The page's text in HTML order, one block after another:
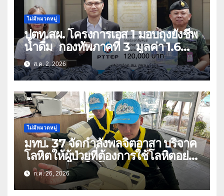
ไม่มีหมวดหมู่
ปตท.สผ. โครงการเอส 1 มอบถุงยังชีพ
น้ำดื่ม กองทัพภาคที่ 3 มูลค่า 1.6
ล้านบาท
ส.ค. 2, 2026
ไม่มีหมวดหมู่
มทบ. 37 จัดกำลังพลจิตอาสา บริจาค
โลหิตให้ผู้ป่วยที่ต้องการใช้โลหิตอย่าง
เร่งด่วน เนื่องในโอกาสวันเฉลิม
พระชนมพรรษา 74 พรรษา และถวาย
ก.ค. 26, 2026